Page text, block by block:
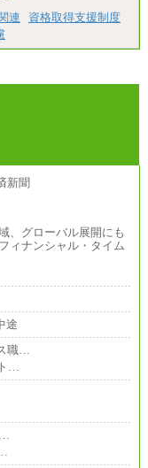
連
資格取得支援制度
、グローバル展開にも
ィナンシャル・タイム
途
職…
…
…